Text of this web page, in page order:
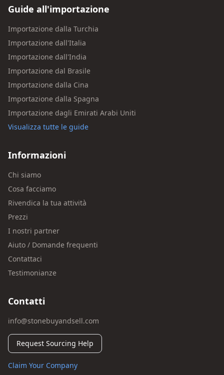
Guide all'importazione
Importazione dalla Turchia
Importazione dall'Italia
Importazione dall'India
Importazione dal Brasile
Importazione dalla Cina
Importazione dalla Spagna
Importazione dagli Emirati Arabi Uniti
Visualizza tutte le guide
Informazioni
Chi siamo
Cosa facciamo
Rivendica la tua attività
Prezzi
I nostri partner
Aiuto / Domande frequenti
Contattaci
Testimonianze
Contatti
info@stonebuyandsell.com
Request Sourcing Help
Claim Your Company